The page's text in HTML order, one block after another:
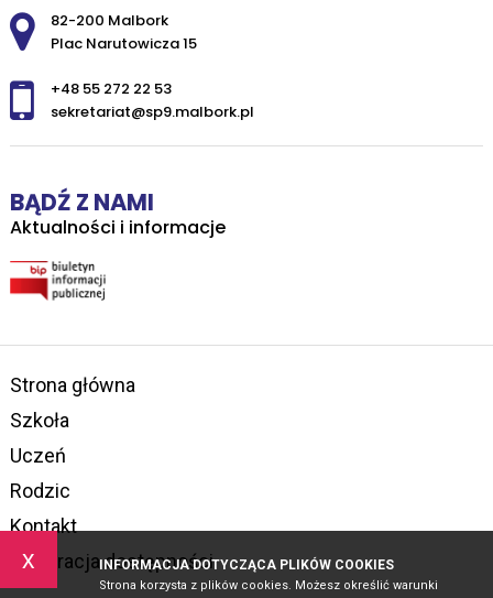
x INFORMACJA DOTYCZĄCA PLIKÓW COOKIES
Strona korzysta z plików cookies. Możesz określić warunki
Adres pocztowy:
82-200 Malbork
Plac Narutowicza 15
+48 55 272 22 53
sekretariat@sp9.malbork.pl
BĄDŹ Z NAMI
Aktualności i informacje
Strona główna
Szkoła
Uczeń
Rodzic
Kontakt
Deklaracja dostępności